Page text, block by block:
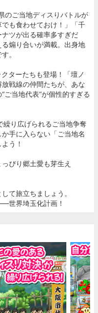
のご当地ディスりバトルが
も食わせておけ！」「千
ツが出る確率多すぎだ
煽り合いが満載。出身地
。
ターたちも登場！「壇ノ
戦線の仲間たちが、あな
ご当地代表”が個性的すぎる
り広げられるご当地争奪
手に入らない「ご当地名
う！
ぴり郷土愛も芽生え
て旅立ちましょう。
世界埼玉化計画！